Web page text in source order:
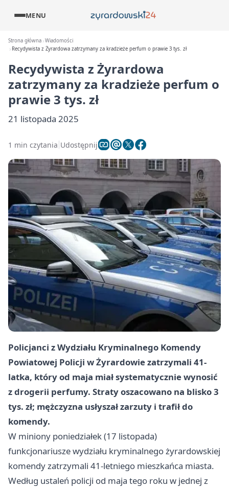
MENU
Strona główna Wiadomości
Recydywista z Żyrardowa zatrzymany za kradzieże perfum o prawie 3 tys. zł
Recydywista z Żyrardowa
zatrzymany za kradzieże perfum o
prawie 3 tys. zł
21 listopada 2025
1 min czytania Udostępnij
Policjanci z Wydziału Kryminalnego Komendy
Powiatowej Policji w Żyrardowie zatrzymali 41-
latka, który od maja miał systematycznie wynosić
z drogerii perfumy. Straty oszacowano na blisko 3
tys. zł; mężczyzna usłyszał zarzuty i trafił do
komendy.
W miniony poniedziałek (17 listopada)
funkcjonariusze wydziału kryminalnego żyrardowskiej
komendy zatrzymali 41-letniego mieszkańca miasta.
Według ustaleń policji od maja tego roku w jednej z